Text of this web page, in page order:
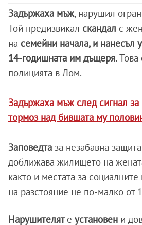
Задържаха мъж, нарушил
Той предизвикал скандал с
на семейни начала, и нанесъл
14-годишната им дъщеря.Това
полицията в Лом.
Задържаха мъж след сигнал
тормоз над бившата му
Заповедта за незабавна
доближава жилището на
както и местата за
на разстояние не по-малко от
Нарушителяте установен и